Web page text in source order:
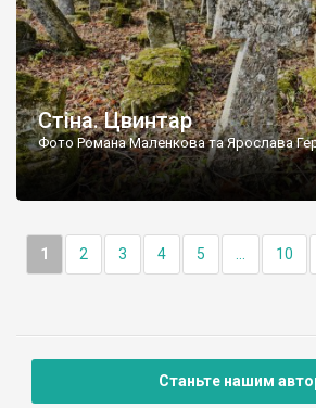
Стіна. Цвинтар
Фото Романа Маленкова та Ярослава
1 2 3 4 5 10
Станьте нашим